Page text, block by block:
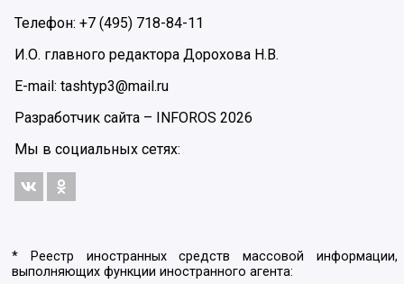
Телефон: +7 (495) 718-84-11
И.О. главного редактора Дорохова Н.В.
E-mail: tashtyp3@mail.ru
Разработчик сайта – INFOROS 2026
Мы в социальных сетях:
* Реестр иностранных средств массовой информации,
выполняющих функции иностранного агента: